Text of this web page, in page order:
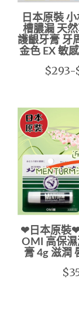
日本原裝
槽膿漏 天
護齦牙膏 牙
金色 EX 敏
$293-
❤日本原裝
OMI 高保濕
膏 4g 滋潤